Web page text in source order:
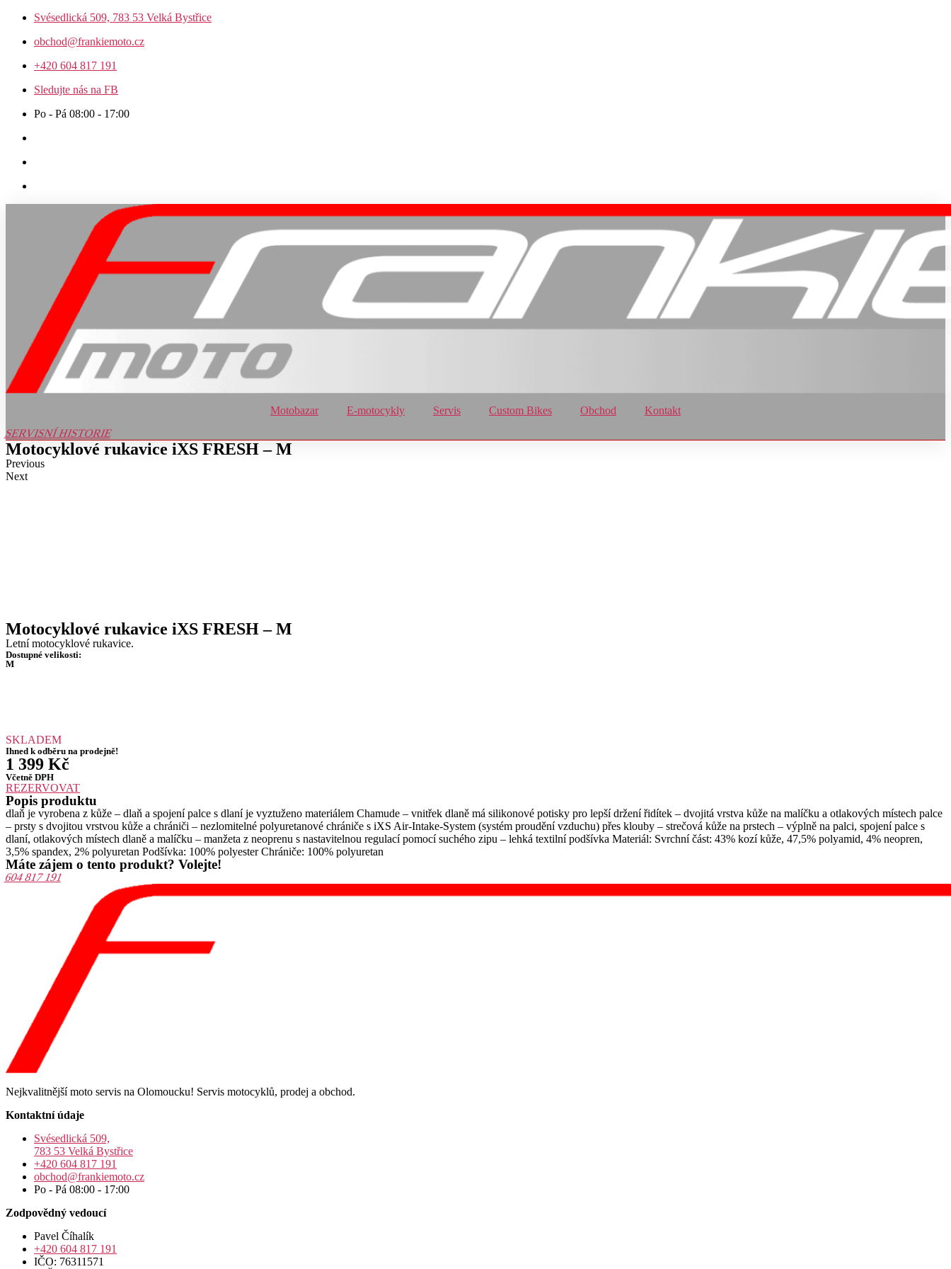
Přejít
obsahu
Svésedlická 509, 783 53 Velká Bystřice
obchod@frankiemoto.cz
+420 604 817 191
Sledujte nás na FB
Po - Pá 08:00 - 17:00
Motobazar E-motocykly Servis Custom Bikes Obchod
Kontakt
SERVISNÍ HISTORIE
Motocyklové rukavice iXS FRESH – M
Previous
Next
Motocyklové rukavice iXS FRESH – M
Letní motocyklové rukavice.
Dostupné velikosti:
M
SKLADEM
Ihned k odběru na prodejně!
1 399 Kč
Včetně DPH
REZERVOVAT
Popis produktu
dlaň je vyrobena z kůže – dlaň a spojení palce s dlaní je vyztuženo materiálem Chamude – vnitřek dlaně má silikonové potisky pro lepší držení řidítek – dvojitá vrstva kůže na malíčku a otlakových místech palce
– prsty s dvojitou vrstvou kůže a chrániči – nezlomitelné polyuretanové chrániče s iXS Air-Intake-System (systém proudění vzduchu) přes klouby – strečová kůže na prstech – výplně na palci, spojení palce s
dlaní, otlakových místech dlaně a malíčku – manžeta z neoprenu s nastavitelnou regulací pomocí suchého zipu – lehká textilní podšívka Materiál: Svrchní část: 43% kozí kůže, 47,5% polyamid, 4% neopren,
3,5% spandex, 2% polyuretan Podšívka: 100% polyester Chrániče: 100% polyuretan
Máte zájem o tento produkt? Volejte!
604 817 191
Nejkvalitnější moto servis na Olomoucku! Servis motocyklů, prodej a obchod.
Kontaktní údaje
Svésedlická 509,
783 53 Velká Bystřice
+420 604 817 191
obchod@frankiemoto.cz
Po - Pá 08:00 - 17:00
Zodpovědný vedoucí
Pavel Číhalík
+420 604 817 191
IČO: 76311571